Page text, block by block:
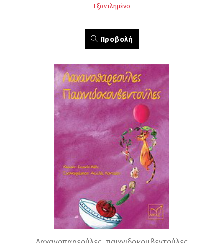
Εξαντλημένο
Προβολή